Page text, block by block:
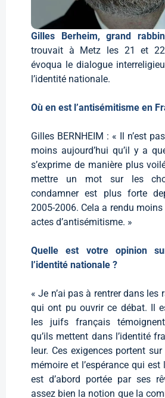
Gilles Berheim, grand
trouvait à Metz les 21 et
évoqua le dialogue
l’identité nationale.
Où en est l’antisémitisme en
Gilles BERNHEIM : « Il n’est
moins aujourd’hui qu’il y a
s’exprime de manière plus
mettre un mot sur les
condamner est plus forte
2005-2006. Cela a rendu
actes d’antisémitisme. »
Quelle est votre opinion
l’identité nationale ?
« Je n’ai pas à rentrer dans
qui ont pu ouvrir ce débat. Il
les juifs français
qu’ils mettent dans l’identité
leur. Ces exigences portent sur
mémoire et l’espérance qui
est d’abord portée par ses
assez bien la notion que la